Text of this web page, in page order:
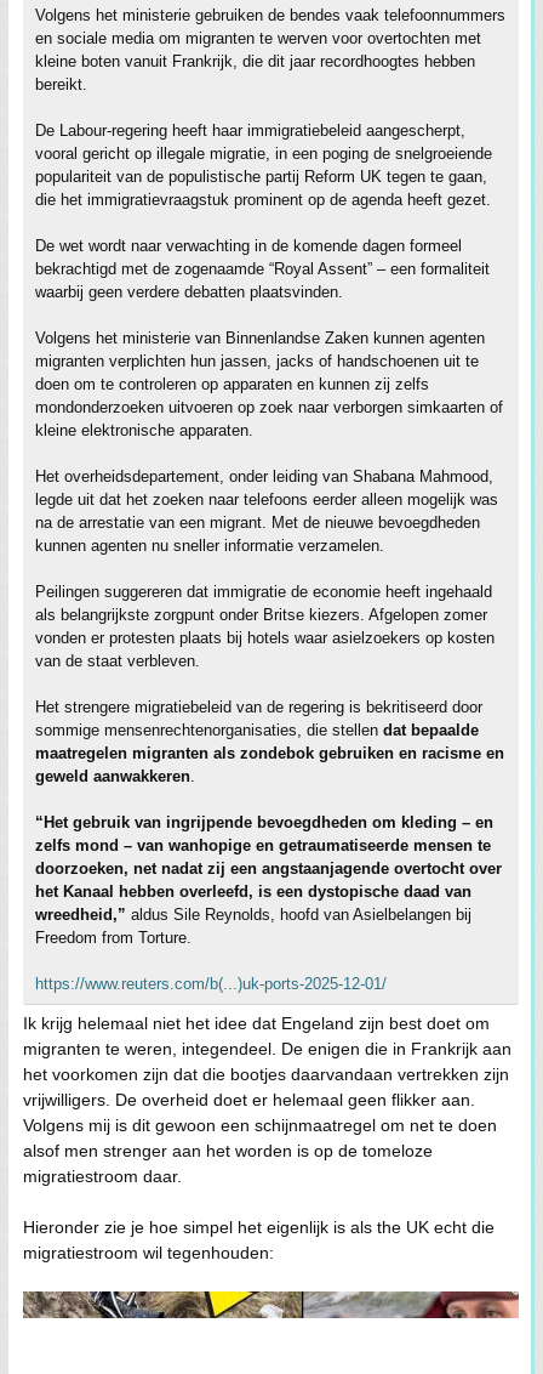
Volgens het ministerie gebruiken de bendes vaak telefoonnummers
en sociale media om migranten te werven voor overtochten met
kleine boten vanuit Frankrijk, die dit jaar recordhoogtes hebben
bereikt.
De Labour-regering heeft haar immigratiebeleid aangescherpt,
vooral gericht op illegale migratie, in een poging de snelgroeiende
populariteit van de populistische partij Reform UK tegen te gaan,
die het immigratievraagstuk prominent op de agenda heeft gezet.
De wet wordt naar verwachting in de komende dagen formeel
bekrachtigd met de zogenaamde “Royal Assent” – een formaliteit
waarbij geen verdere debatten plaatsvinden.
Volgens het ministerie van Binnenlandse Zaken kunnen agenten
migranten verplichten hun jassen, jacks of handschoenen uit te
doen om te controleren op apparaten en kunnen zij zelfs
mondonderzoeken uitvoeren op zoek naar verborgen simkaarten of
kleine elektronische apparaten.
Het overheidsdepartement, onder leiding van Shabana Mahmood,
legde uit dat het zoeken naar telefoons eerder alleen mogelijk was
na de arrestatie van een migrant. Met de nieuwe bevoegdheden
kunnen agenten nu sneller informatie verzamelen.
Peilingen suggereren dat immigratie de economie heeft ingehaald
als belangrijkste zorgpunt onder Britse kiezers. Afgelopen zomer
vonden er protesten plaats bij hotels waar asielzoekers op kosten
van de staat verbleven.
Het strengere migratiebeleid van de regering is bekritiseerd door
sommige mensenrechtenorganisaties, die stellen dat bepaalde
maatregelen migranten als zondebok gebruiken en racisme en
geweld aanwakkeren
“Het gebruik van ingrijpende bevoegdheden om kleding – en
zelfs mond – van wanhopige en getraumatiseerde mensen te
doorzoeken, net nadat zij een angstaanjagende overtocht over
het Kanaal hebben overleefd, is een dystopische daad van
wreedheid,” aldus Sile Reynolds, hoofd van Asielbelangen bij
Freedom from Torture.
https://www.reuters.com/b(...)uk-ports-2025-12-01/
Ik krijg helemaal niet het idee dat Engeland zijn best doet om
migranten te weren, integendeel. De enigen die in Frankrijk aan
het voorkomen zijn dat die bootjes daarvandaan vertrekken zijn
vrijwilligers. De overheid doet er helemaal geen flikker aan.
Volgens mij is dit gewoon een schijnmaatregel om net te doen
alsof men strenger aan het worden is op de tomeloze
migratiestroom daar.
Hieronder zie je hoe simpel het eigenlijk is als the UK echt die
migratiestroom wil tegenhouden: